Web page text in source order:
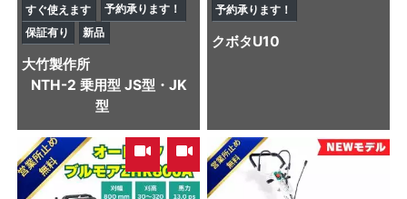
すぐ使えます
予約承ります！
保証有り
新品
大竹製作所
NTH-2 乗用型 JS型・JK
型
予約承ります！
クボタU10
,